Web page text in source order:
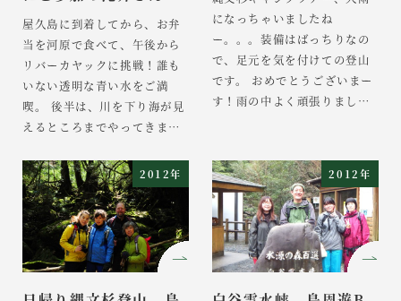
屋久島に到着してから、お弁
当を河原で食べて、午後から
リバーカヤックに挑戦！誰も
いない透明な青い水をご満
喫。 後半は、川を下り海が見
えるところまでやってきまし
けちゃうのが屋久島の特長で
すね（笑 次の日は、朝から白
谷雲水峡～太鼓岩コースのト
レッキングに挑戦！今年小学
１年生のそうちゃん！ 頑張
りまーす！ この日は、じつ
は、うちの子も連れて行きま
になっちゃいましたね
ー。。。装備はばっちりなの
で、足元を気を付けての登山
です。 おめでとうございまー
す！雨の中よく頑張りました
様 岡様 2度目の屋久島行、
年齢的にも無理かな？と少し
心配しながた無理にお願いし
た念願だった｢縄文杉ひとりじ
めキャンプツアー｣息子のよう
な、ガイドの岡さんにはとて
2012年 2012年